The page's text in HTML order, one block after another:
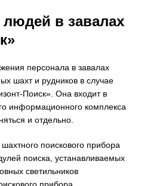
в завалах
персонала в завалах
шахт и рудников в случае
Поиск». Она входит в
информационного комплекса
и отдельно.
поискового прибора
поиска, устанавливаемых
светильников